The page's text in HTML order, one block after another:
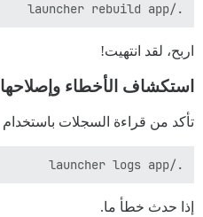
./launcher rebuild app
اربح، لقد انتهيت!
استكشاف الأخطاء وإصلاحها
تأكد من قراءة السجلات باستخدام
./launcher logs app
إذا حدث خطأ ما.